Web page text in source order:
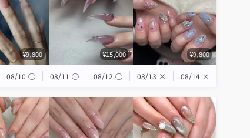
¥9,800 ¥15,000 ¥9,800
08/10 ◯ 08/11 ◯ 08/12 ◯ 08/13 × 08/14 ×